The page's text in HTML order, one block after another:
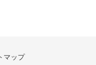
マップ